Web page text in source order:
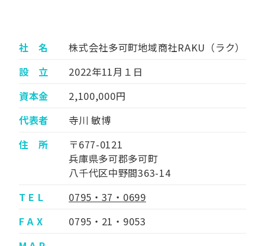
社 名
株式会社多可町地域商社RAKU（ラク）
設 立
2022年11月１日
資本金
2,100,000円
代表者
寺川 敏博
住 所
〒677-0121
兵庫県多可郡多可町
八千代区中野間363-14
T E L
0795・37・0699
F A X
0795・21・9053